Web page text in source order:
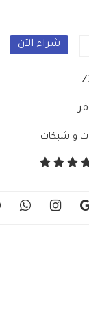
شراء الآن
و شبكات